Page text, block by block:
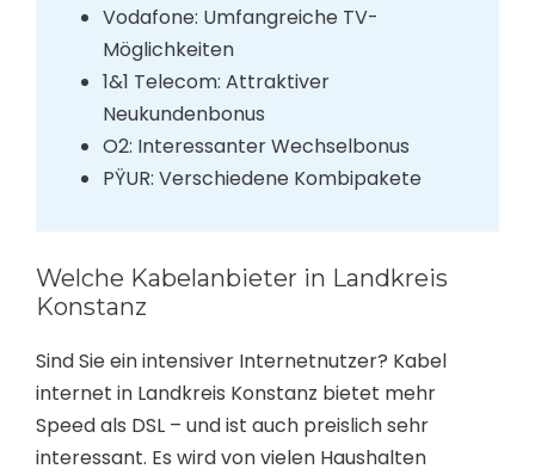
Vodafone: Umfangreiche TV-
Möglichkeiten
1&1 Telecom: Attraktiver
Neukundenbonus
O2: Interessanter Wechselbonus
PŸUR: Verschiedene Kombipakete
Welche Kabelanbieter in Landkreis
Konstanz
Sind Sie ein intensiver Internetnutzer? Kabel
internet in Landkreis Konstanz bietet mehr
Speed als DSL – und ist auch preislich sehr
interessant. Es wird von vielen Haushalten